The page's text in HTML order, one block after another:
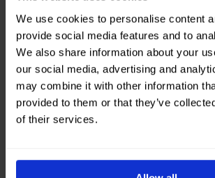
We use cookies to personalise content
provide social media features and to
We also share information about your
our social media, advertising and
may combine it with other information
provided to them or that they’ve
of their services.
Neem contact op
Onze samenwerking